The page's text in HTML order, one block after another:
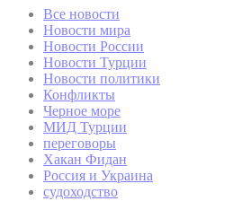
Все новости
Новости мира
Новости России
Новости Турции
Новости политики
Конфликты
Черное море
МИД Турции
переговоры
Хакан Фидан
Россия и Украина
судоходство